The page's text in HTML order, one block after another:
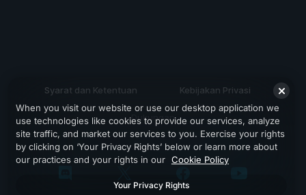
Syarat dan Ketentuan Kebijakan Privasi
Dukungan
When you visit our website or use our desktop application we
use technologies like cookies to provide our services, analyze
site traffic, and market our services to you. Exercise your rights
by clicking on ‘Your Privacy Rights’ below or learn more about
our practices and your rights in our Cookie Policy
Your Privacy Rights